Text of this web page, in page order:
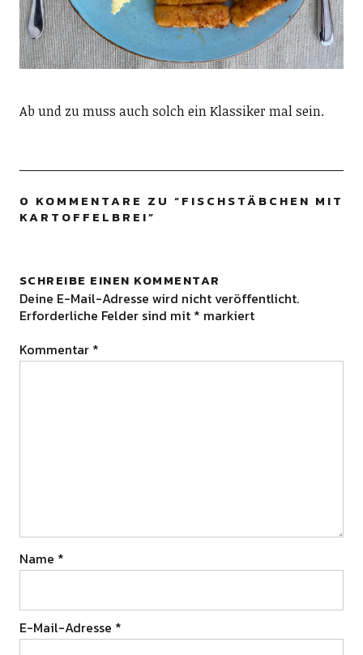
Ab und zu muss auch solch ein Klassiker mal sein.
0 KOMMENTARE ZU “FISCHSTÄBCHEN MIT
KARTOFFELBREI”
SCHREIBE EINEN KOMMENTAR
Deine E-Mail-Adresse wird nicht veröffentlicht.
Erforderliche Felder sind mit * markiert
Kommentar *
Name *
E-Mail-Adresse *